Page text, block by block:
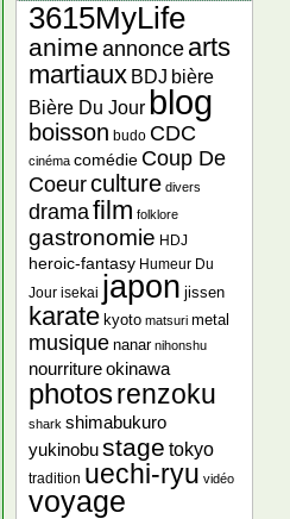
3615MyLife
anime annonce arts
martiaux BDJ bière
Bière Du Jour blog
boisson budo CDC
cinéma comédie Coup De
Coeurculture divers
dramafilm folklore
gastronomie HDJ
heroic-fantasy Humeur Du
Jour isekai japon jissen
karate kyoto matsuri metal
musique nanar nihonshu
nourriture okinawa
photosrenzoku
shark shimabukuro
yukinobu stage tokyo
tradition uechi-ryu vidéo
voyage